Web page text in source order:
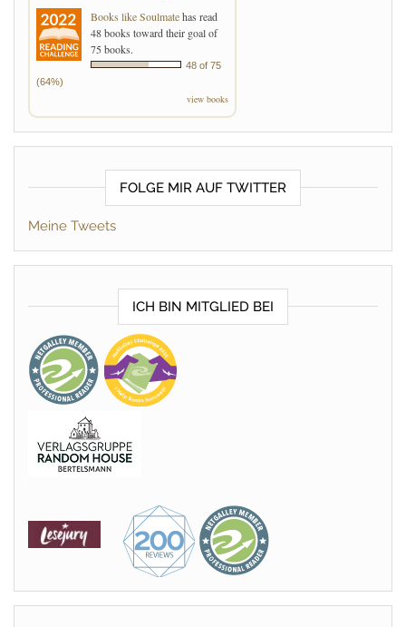
Books like Soulmatehas read
48 books toward their goal of
75 books.
48 of 75
(64%)
view books
FOLGE MIR AUF TWITTER
Meine Tweets
ICH BIN MITGLIED BEI